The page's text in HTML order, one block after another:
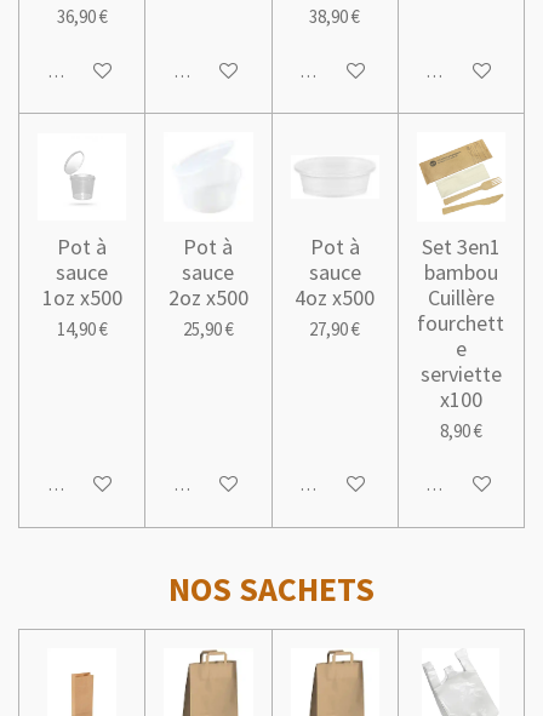
36,90 €
Ajouter au panier Ajouter au panier
38,90 €
Ajouter au panierAjouter au
Pot à
sauce
1oz x500
14,90 €
Ajouter au panier
Pot à
sauce
2oz x500
25,90 €
Ajouter au panier
Pot à
sauce
4oz x500
27,90 €
Ajouter au panier
Set 3en1
bambou
Cuillère
fourchett
e
serviette
x100
8,90 €
Ajouter au
NOS SACHETS